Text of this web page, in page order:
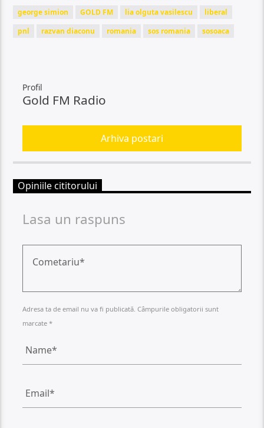
george simion
GOLD FM lia olguta vasilescu
liberal
pnl
razvan diaconu romania sos romania sosoaca
Profil
Gold FM Radio
Arhiva postari
Opiniile cititorului
Lasa un raspuns
Adresa ta de email nu va fi publicată. Câmpurile obligatorii sunt
marcate *